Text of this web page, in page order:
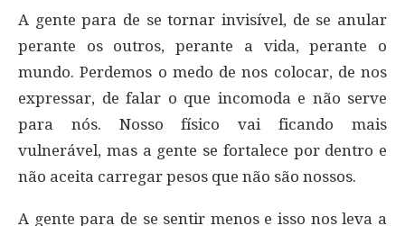
A gente para de se tornar invisível, de se anular
perante os outros, perante a vida, perante o
mundo. Perdemos o medo de nos colocar, de nos
expressar, de falar o que incomoda e não serve
para nós. Nosso físico vai ficando mais
vulnerável, mas a gente se fortalece por dentro e
não aceita carregar pesos que não são nossos.
A gente para de se sentir menos e isso nos leva a